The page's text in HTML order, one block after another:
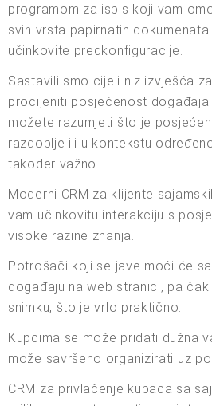
programom za ispis koji vam
svih vrsta papirnatih
učinkovite predkonfiguracije.
Sastavili smo cijeli niz izvješća
procijeniti posjećenost
možete razumjeti što je
razdoblje ili u kontekstu
također važno.
Moderni CRM za klijente
vam učinkovitu interakciju s
visoke razine znanja.
Potrošači koji se jave moći će
događaju na web stranici, pa
snimku, što je vrlo praktično.
Kupcima se može pridati dužna
može savršeno organizirati uz
CRM za privlačenje kupaca sa